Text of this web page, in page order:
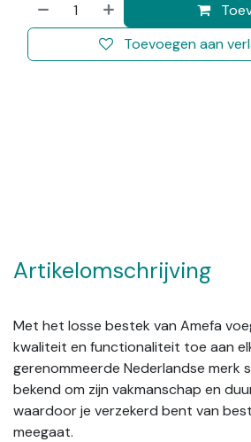
Toevoegen aan
Artikelomschrijving
Met het losse bestek van Amefa
kwaliteit en functionaliteit toe aan
gerenommeerde Nederlandse merk
bekend om zijn vakmanschap en
waardoor je verzekerd bent van
meegaat.